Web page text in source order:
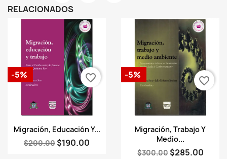
RELACIONADOS
Vista rápida
Migración, Educación Y...
$200.00 $190.00
-5% favorite_border
Vista rápida
Migración, Trabajo Y
Medio...
$300.00 $285.00
-5%
favorite_border